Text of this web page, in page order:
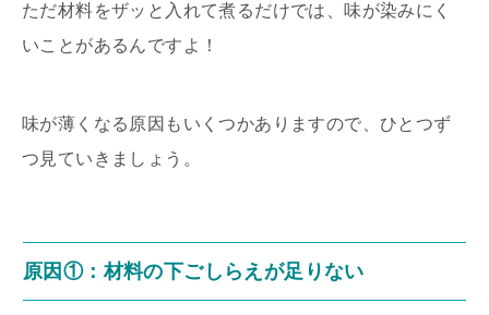
ただ材料をザッと入れて煮るだけでは、味が染みにく
いことがあるんですよ！
味が薄くなる原因もいくつかありますので、ひとつず
つ見ていきましょう。
原因①：材料の下ごしらえが足りない